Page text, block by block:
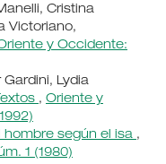
Cristina
Victoriano,
y Occidente:
Lydia
, Oriente y
hombre según el isa ,
1 (1980)